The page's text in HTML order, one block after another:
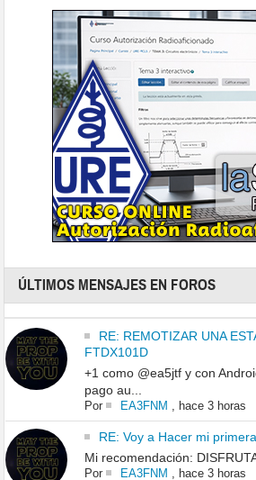
ÚLTIMOS MENSAJES EN FOROS
RE: REMOTIZAR UNA
FTDX101D
+1 como @ea5jtf y con
pago au...
Por EA3FNM hace 3 horas
RE: Voy a Hacer mi
Mi recomendación:
Por EA3FNM hace 3 horas